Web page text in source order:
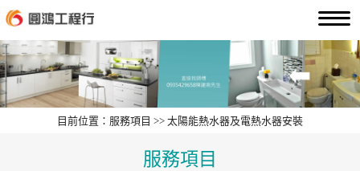
目前位置：服務項目 >> 太陽能熱水器及電熱水器安裝
服務項目